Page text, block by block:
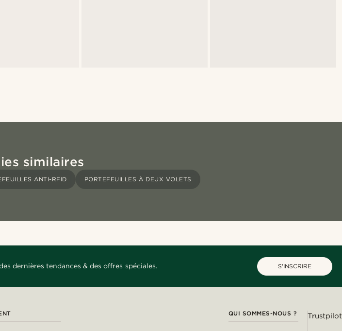
similaires
ANTI-RFID PORTEFEUILLES À DEUX VOLETS
dernières tendances & des offres spéciales. S'INSCRIRE
QUI SOMMES-NOUS ? Trustpilot